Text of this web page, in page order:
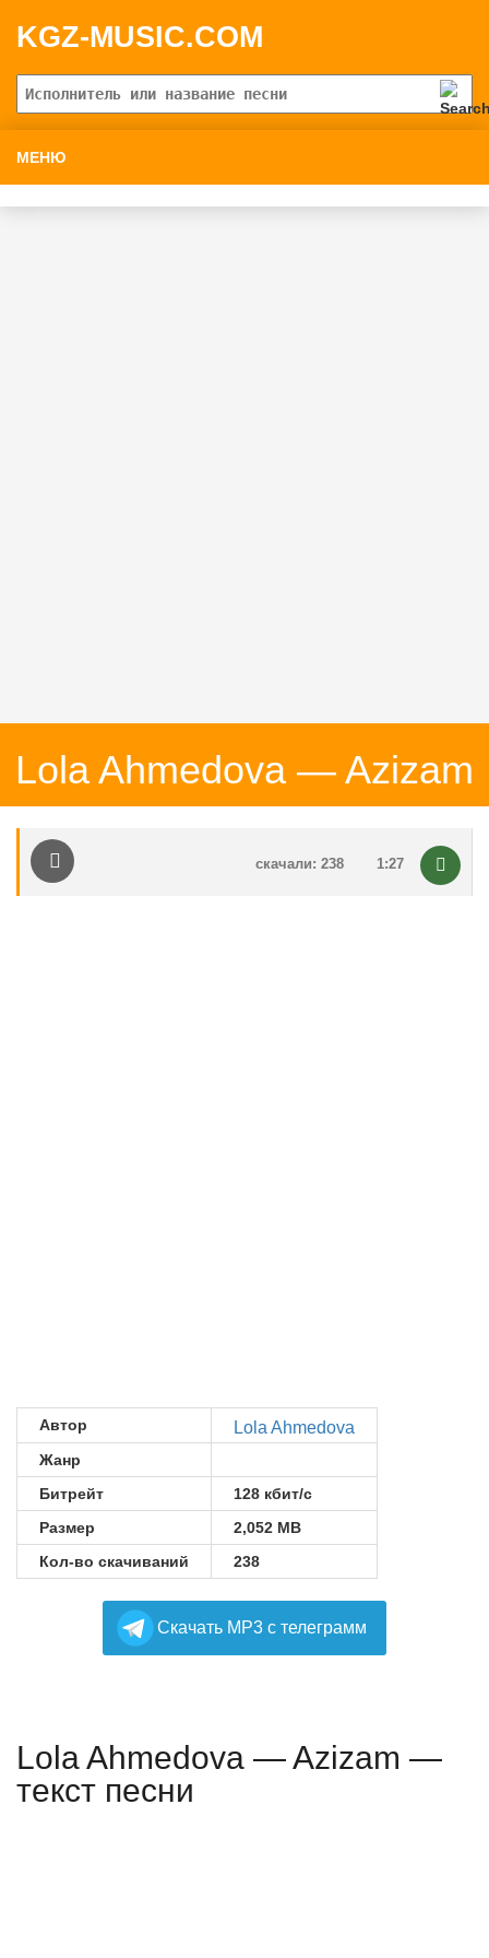
KGZ-MUSIC.COM
МЕНЮ
Lola Ahmedova — Azizam
1:27
скачали: 238
Автор Lola Ahmedova
Жанр
Битрейт
128 кбит/с
Размер
2,052 MB
Кол-во скачиваний
238
Cкачать MP3 с телеграмм
Lola Ahmedova — Azizam —
текст песни